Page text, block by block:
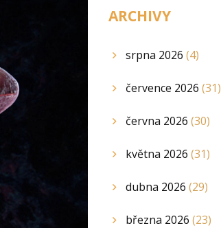
ARCHIVY
srpna 2026 (4)
července 2026 (31)
června 2026 (30)
května 2026 (31)
dubna 2026 (29)
března 2026 (23)